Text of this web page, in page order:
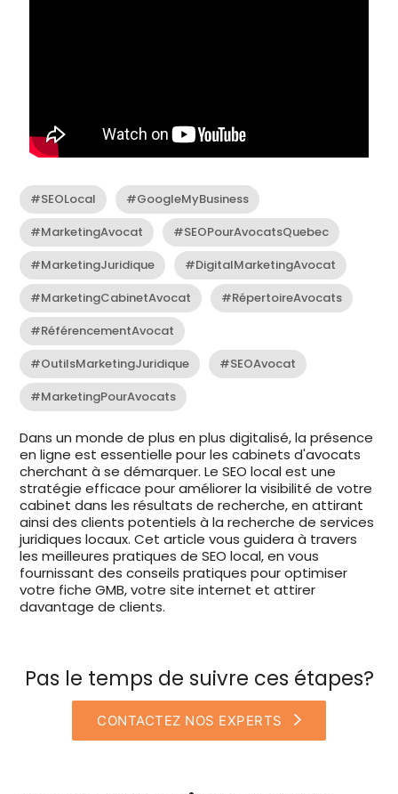
#SEOLocal
#GoogleMyBusiness
#MarketingAvocat
#SEOPourAvocatsQuebec
#MarketingJuridique
#DigitalMarketingAvocat
#MarketingCabinetAvocat
#RépertoireAvocats
#RéférencementAvocat
#OutilsMarketingJuridique
#SEOAvocat
#MarketingPourAvocats
Dans un monde de plus en plus digitalisé, la présence
en ligne est essentielle pour les cabinets d'avocats
cherchant à se démarquer. Le SEO local est une
stratégie efficace pour améliorer la visibilité de votre
cabinet dans les résultats de recherche, en attirant
ainsi des clients potentiels à la recherche de services
juridiques locaux. Cet article vous guidera à travers
les meilleures pratiques de SEO local, en vous
fournissant des conseils pratiques pour optimiser
votre fiche GMB, votre site internet et attirer
davantage de clients.
Pas le temps de suivre ces étapes?
CONTACTEZ NOS EXPERTS